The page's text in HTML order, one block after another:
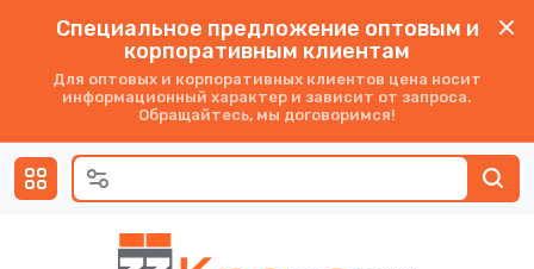
Специальное предложение оптовым и
корпоративным клиентам
Для оптовых и корпоративных клиентов цена носит
информационный характер и зависит от запроса.
Обращайтесь, мы договоримся!